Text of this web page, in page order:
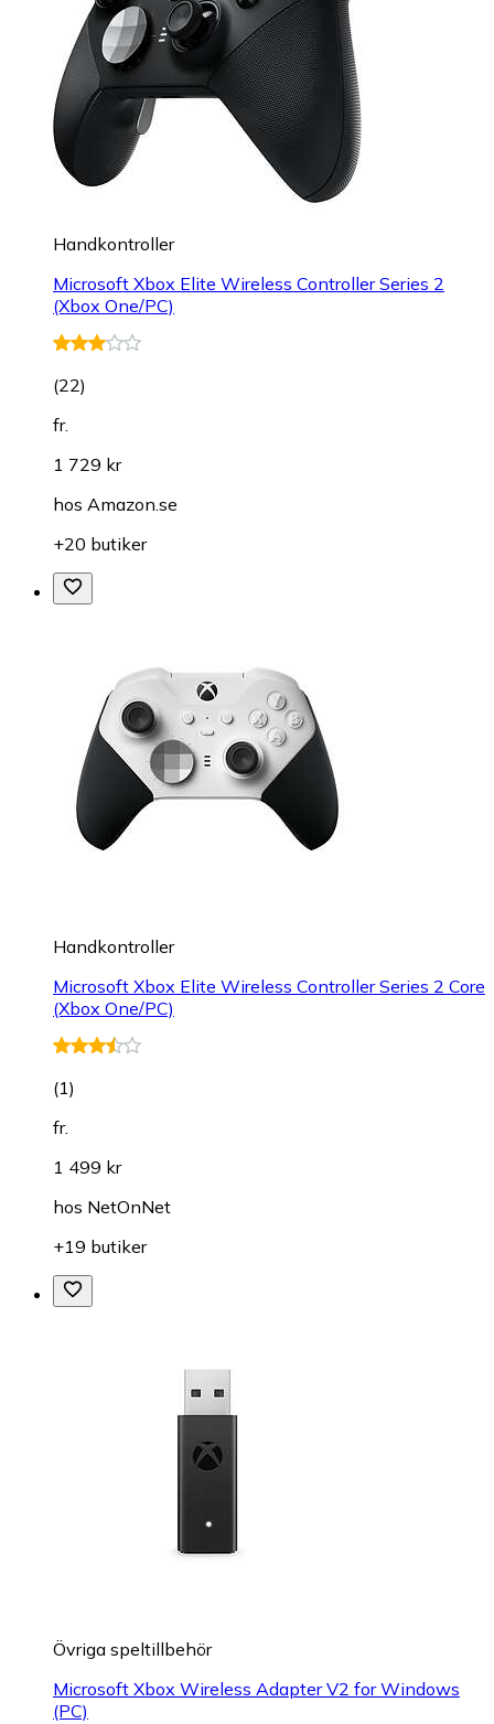
Handkontroller
Microsoft Xbox Elite Wireless Controller Series 2
(Xbox One/PC)
(22)
fr.
1 729 kr
hos Amazon.se
+20 butiker
Handkontroller
Microsoft Xbox Elite Wireless Controller Series 2 Core
(Xbox One/PC)
(1)
fr.
1 499 kr
hos NetOnNet
+19 butiker
Övriga speltillbehör
Microsoft Xbox Wireless Adapter V2 for Windows
(PC)